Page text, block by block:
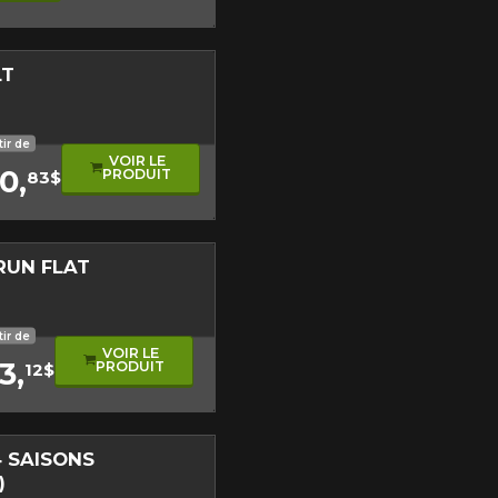
de
83$
VOIR LE
PRODUIT
FLAT
de roulement asymétrique
de
12$
VOIR LE
PRODUIT
SAISONS
de l'information sur votre